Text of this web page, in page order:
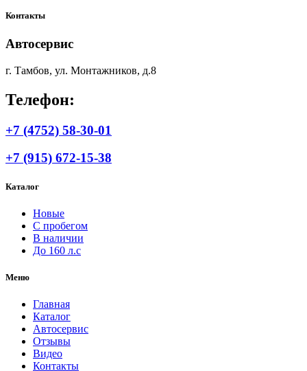
Контакты
Автосервис
г. Тамбов, ул. Монтажников, д.8
Телефон:
+7 (4752) 58-30-01
+7 (915) 672-15-38
Каталог
Новые
С пробегом
В наличии
До 160 л.с
Меню
Главная
Каталог
Автосервис
Отзывы
Видео
Контакты